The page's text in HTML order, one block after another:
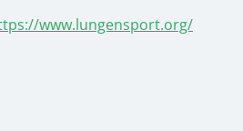
www.lungensport.org/